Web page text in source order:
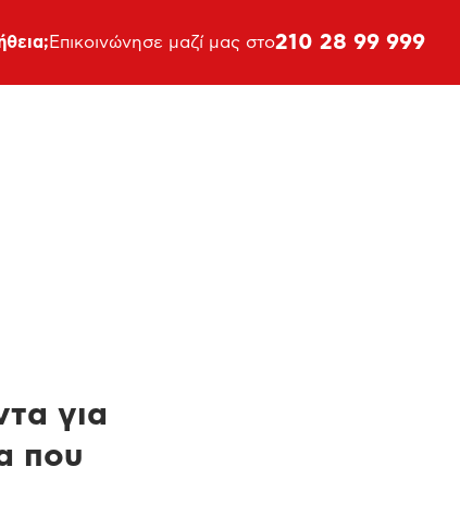
Επικοινώνησε μαζί μας στο210 28 99 999
για
που